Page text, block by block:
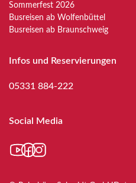
Sommerfest 2026
Busreisen ab Wolfenbüttel
Busreisen ab Braunschweig
Infos und Reservierungen
05331 884-222
Social Media
YouTube
Facebook
Instagram